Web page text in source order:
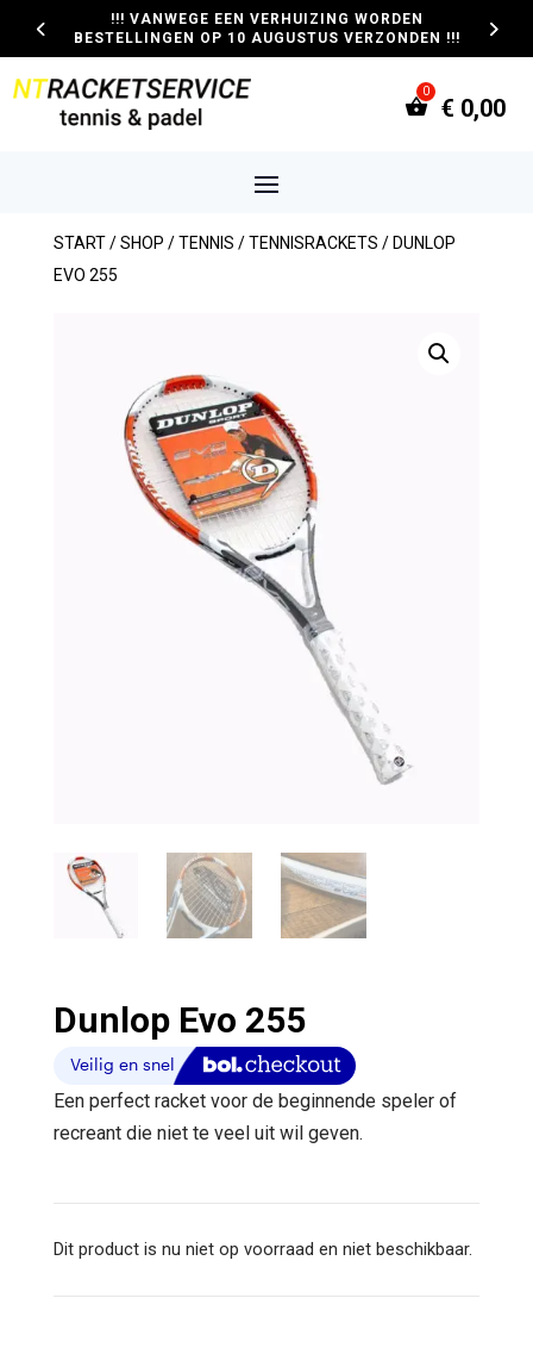
!!! VANWEGE EEN VERHUIZING WORDEN
BESTELLINGEN OP 10 AUGUSTUS VERZONDEN !!!
€ 0,00
START/SHOP /TENNIS /TENNISRACKETS / DUNLOP
EVO 255
Dunlop Evo 255
Een perfect racket voor de beginnende speler of
recreant die niet te veel uit wil geven.
Dit product is nu niet op voorraad en niet beschikbaar.